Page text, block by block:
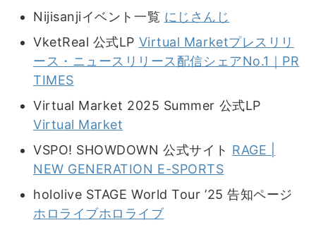
Nijisanjiイベント一覧 にじさんじ
VketReal 公式LP Virtual Marketプレスリリ
ース・ニュースリリース配信シェアNo.1｜PR
TIMES
Virtual Market 2025 Summer 公式LP
Virtual Market
VSPO! SHOWDOWN 公式サイト RAGE |
NEW GENERATION E-SPORTS
hololive STAGE World Tour ’25 告知ページ
ホロライブホロライブ